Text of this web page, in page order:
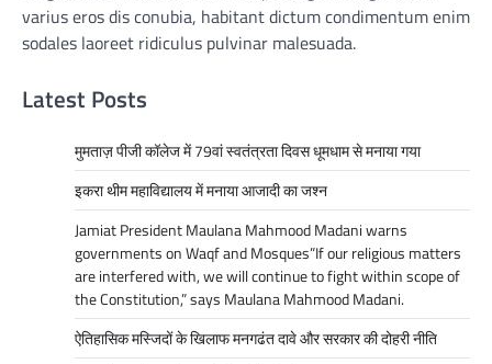
varius eros dis conubia, habitant dictum condimentum enim
sodales laoreet ridiculus pulvinar malesuada.
Latest Posts
मुमताज़ पीजी कॉलेज में 79वां स्वतंत्रता दिवस धूमधाम से मनाया गया
इकरा थीम महाविद्यालय में मनाया आजादी का जश्न
Jamiat President Maulana Mahmood Madani warns
governments on Waqf and Mosques”If our religious matters
are interfered with, we will continue to fight within scope of
the Constitution,” says Maulana Mahmood Madani.
ऐतिहासिक मस्जिदों के खिलाफ मनगढंत दावे और सरकार की दोहरी नीति